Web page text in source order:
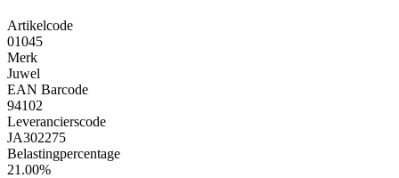
Artikelcode
01045
Merk
Juwel
EAN Barcode
94102
Leverancierscode
JA302275
Belastingpercentage
21.00%